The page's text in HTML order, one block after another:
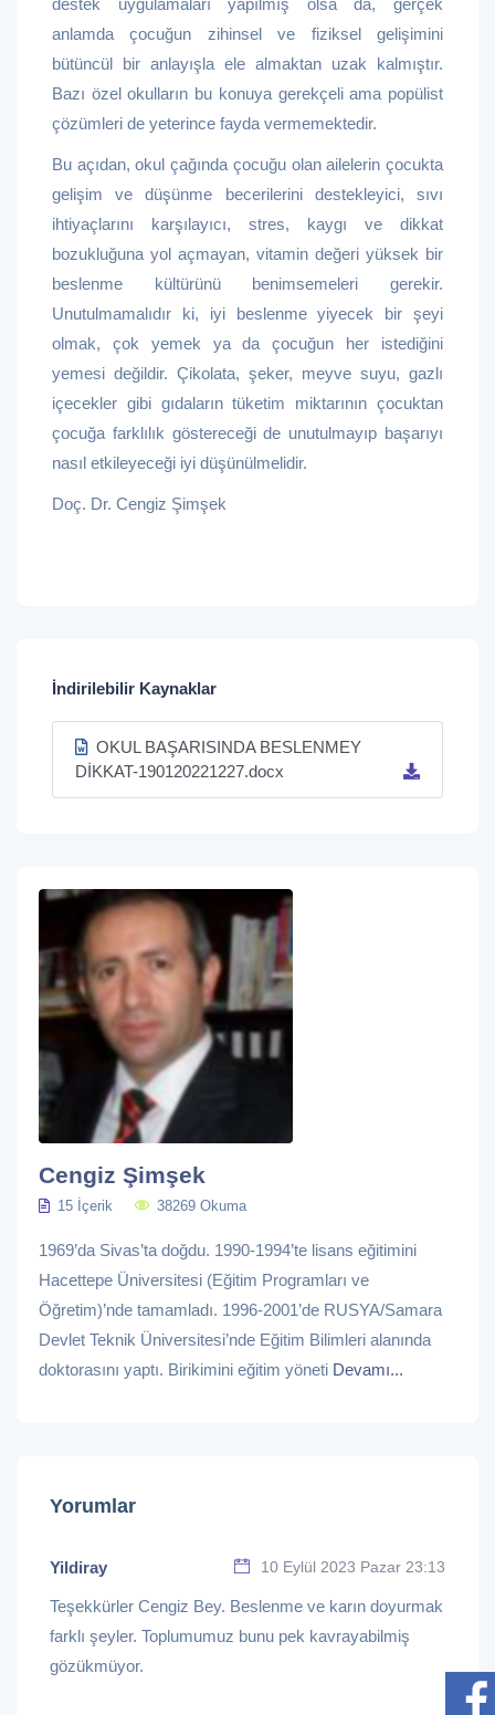
destek uygulamaları yapılmış olsa da, gerçek
anlamda çocuğun zihinsel ve fiziksel gelişimini
bütüncül bir anlayışla ele almaktan uzak kalmıştır.
Bazı özel okulların bu konuya gerekçeli ama popülist
çözümleri de yeterince fayda vermemektedir.
Bu açıdan, okul çağında çocuğu olan ailelerin çocukta
gelişim ve düşünme becerilerini destekleyici, sıvı
ihtiyaçlarını karşılayıcı, stres, kaygı ve dikkat
bozukluğuna yol açmayan, vitamin değeri yüksek bir
beslenme kültürünü benimsemeleri gerekir.
Unutulmamalıdır ki, iyi beslenme yiyecek bir şeyi
olmak, çok yemek ya da çocuğun her istediğini
yemesi değildir. Çikolata, şeker, meyve suyu, gazlı
içecekler gibi gıdaların tüketim miktarının çocuktan
çocuğa farklılık göstereceği de unutulmayıp başarıyı
nasıl etkileyeceği iyi düşünülmelidir.
Doç. Dr. Cengiz Şimşek
İndirilebilir Kaynaklar
OKUL BAŞARISINDA BESLENMEY
DİKKAT-190120221227.docx
Cengiz Şimşek
15 İçerik 38269 Okuma
1969’da Sivas’ta doğdu. 1990-1994’te lisans eğitimini
Hacettepe Üniversitesi (Eğitim Programları ve
Öğretim)’nde tamamladı. 1996-2001’de RUSYA/Samara
Devlet Teknik Üniversitesi’nde Eğitim Bilimleri alanında
doktorasını yaptı. Birikimini eğitim yöneti Devamı...
Yorumlar
Yildiray 10 Eylül 2023 Pazar 23:13
Teşekkürler Cengiz Bey. Beslenme ve karın doyurmak
farklı şeyler. Toplumumuz bunu pek kavrayabilmiş
gözükmüyor.